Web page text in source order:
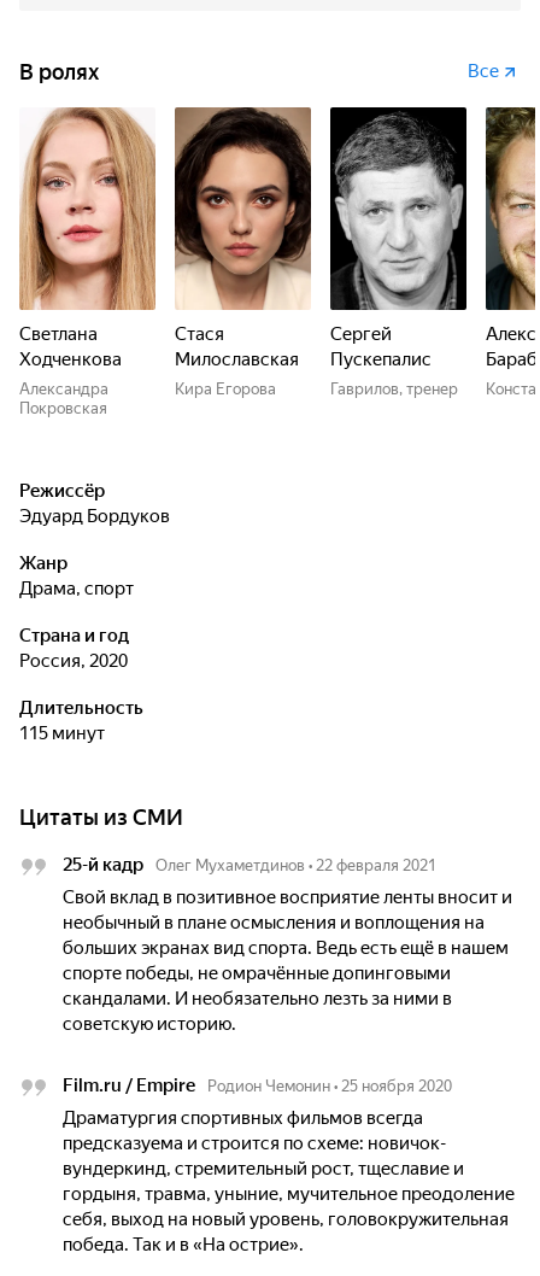
В ролях Все
Светлана
Ходченкова
Александра
Покровская
Стася
Милославская
Кира Егорова
Сергей
Пускепалис
Гаврилов, тренер
Режиссёр
Эдуард Бордуков
Жанр
драма, спорт
Страна и год
Россия, 2020
Длительность
115 минут
Цитаты из СМИ
25-й кадр Олег Мухаметдинов • 22 февраля 2021
Свой вклад в позитивное восприятие ленты вносит и
необычный в плане осмысления и воплощения на
больших экранах вид спорта. Ведь есть ещё в нашем
спорте победы, не омрачённые допинговыми
скандалами. И необязательно лезть за ними в
советскую историю.
Film.ru / Empire Родион Чемонин • 25 ноября 2020
Драматургия спортивных фильмов всегда
предсказуема и строится по схеме: новичок-
вундеркинд, стремительный рост, тщеславие и
гордыня, травма, уныние, мучительное преодоление
себя, выход на новый уровень, головокружительная
победа. Так и в «На острие».